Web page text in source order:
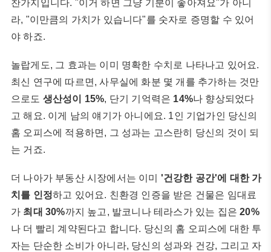
찬가지입니다. "이거 하면 그냥 기분이 좋아져요"가 아니
라, "이만큼의 가치가 있습니다"를 숫자로 증명할 수 있어
야 하죠.
놀랍게도, 그 효과는 이미 명확한 수치로 나타나고 있어요.
최신 연구에 따르면, 사무실에 화분 몇 개를 추가하는 것만
으로도 생산성이 15%, 단기 기억력은 14%나 향상되었다
고 해요. 이게 남의 얘기가 아니에요. 1인 기업가인 당신의
홈 오피스에 적용하면, 그 성과는 고스란히 당신의 것이 되
는 거죠.
더 나아가 부동산 시장에서는 이미 '건강한 공간'에 대한 가
치를 인정하고 있어요. 친환경 인증을 받은 건물은 임대료
가 최대 30%까지 높고, 발코니나 테라스가 있는 집은20%
나 더 빨리 계약된다고 합니다. 당신의 홈 오피스에 대한 투
자는 단순한 소비가 아니라, 당신의 성과와 건강, 그리고 자